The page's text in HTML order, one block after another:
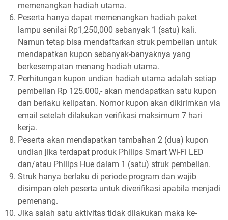
memenangkan hadiah utama.
Peserta hanya dapat memenangkan hadiah paket
lampu senilai Rp1,250,000 sebanyak 1 (satu) kali.
Namun tetap bisa mendaftarkan struk pembelian untuk
mendapatkan kupon sebanyak-banyaknya yang
berkesempatan menang hadiah utama.
Perhitungan kupon undian hadiah utama adalah setiap
pembelian Rp 125.000,- akan mendapatkan satu kupon
dan berlaku kelipatan. Nomor kupon akan dikirimkan via
email setelah dilakukan verifikasi maksimum 7 hari
kerja.
Peserta akan mendapatkan tambahan 2 (dua) kupon
undian jika terdapat produk Philips Smart Wi-Fi LED
dan/atau Philips Hue dalam 1 (satu) struk pembelian.
Struk hanya berlaku di periode program dan wajib
disimpan oleh peserta untuk diverifikasi apabila menjadi
pemenang.
Jika salah satu aktivitas tidak dilakukan maka ke-